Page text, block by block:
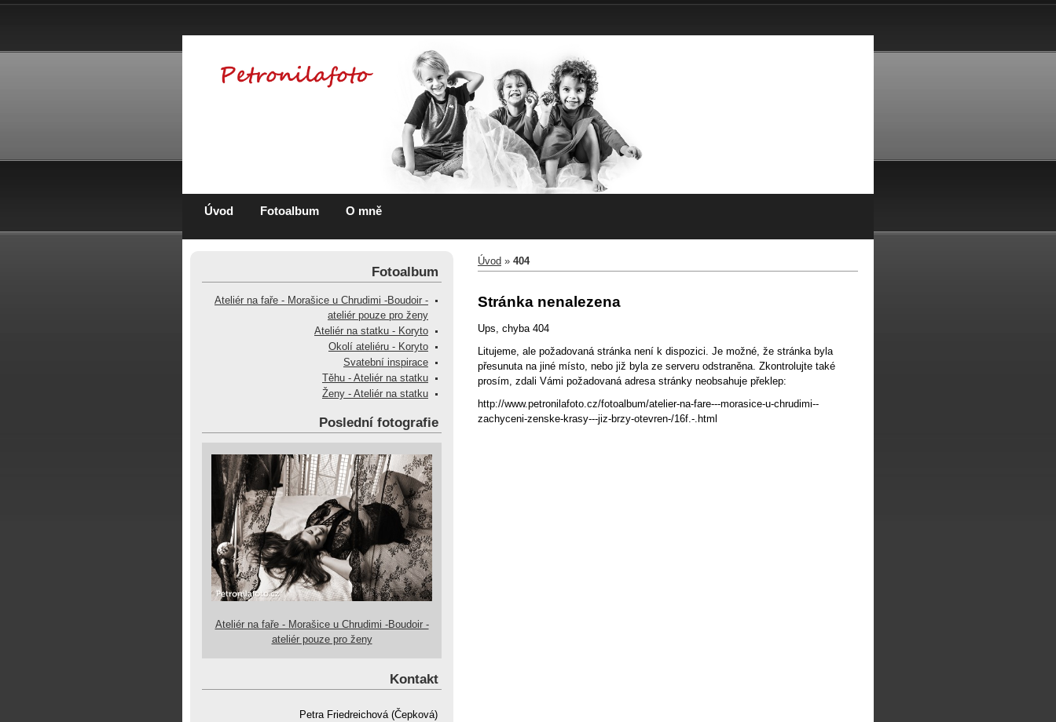
Úvod Fotoalbum O mně
Úvod » 404
Stránka nenalezena
Ups, chyba 404
Litujeme, ale požadovaná stránka není k dispozici. Je možné, že stránka byla
přesunuta na jiné místo, nebo již byla ze serveru odstraněna. Zkontrolujte také
prosím, zdali Vámi požadovaná adresa stránky neobsahuje překlep:
http://www.petronilafoto.cz/fotoalbum/atelier-na-fare---morasice-u-chrudimi--
zachyceni-zenske-krasy---jiz-brzy-otevren-/16f.-.html
Fotoalbum
Ateliér na faře - Morašice u Chrudimi -Boudoir -
ateliér pouze pro ženy
Ateliér na statku - Koryto
Okolí ateliéru - Koryto
Svatební inspirace
Těhu - Ateliér na statku
Ženy - Ateliér na statku
Poslední fotografie
Ateliér na faře - Morašice u Chrudimi -Boudoir -
ateliér pouze pro ženy
Kontakt
Petra Friedreichová (Čepková)